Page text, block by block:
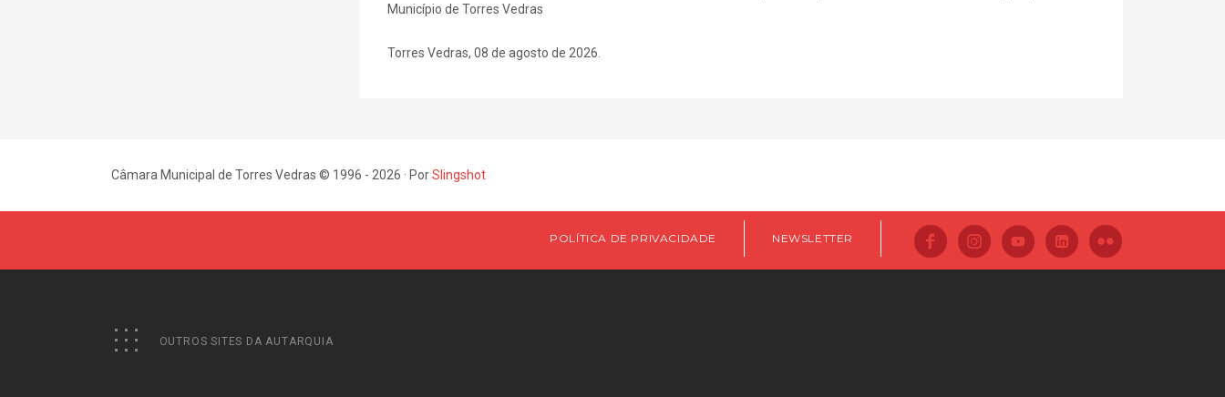
Município de Torres Vedras
Torres Vedras, 08 de agosto de 2026.
Câmara Municipal de Torres Vedras © 1996 - 2026 · PorSlingshot
POLÍTICA DE PRIVACIDADE NEWSLETTER
OUTROS SITES DA AUTARQUIA